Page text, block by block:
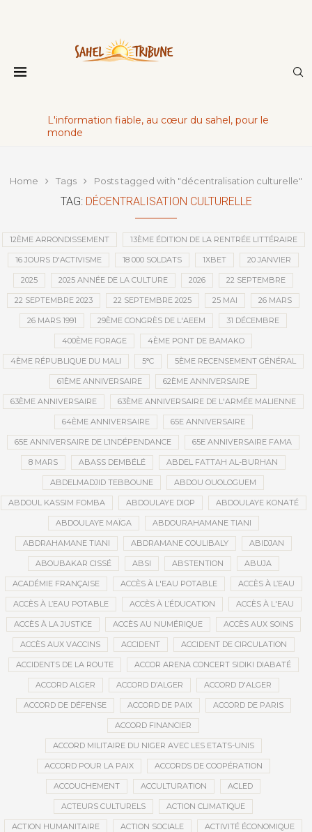
L'information fiable, au cœur du sahel, pour le
monde
Home Tags Posts tagged with "décentralisation culturelle"
TAG: DÉCENTRALISATION CULTURELLE
12ÈME ARRONDISSEMENT 13ÈME ÉDITION DE LA RENTRÉE LITTÉRAIRE
16 JOURS D'ACTIVISME 18 000 SOLDATS 1XBET 20 JANVIER
2025 2025 ANNÉE DE LA CULTURE 2026 22 SEPTEMBRE
22 SEPTEMBRE 2023 22 SEPTEMBRE 2025 25 MAI 26 MARS
26 MARS 1991 29ÈME CONGRÈS DE L'AEEM 31 DÉCEMBRE
400ÈME FORAGE 4ÈME PONT DE BAMAKO
4ÈME RÉPUBLIQUE DU MALI 5°C 5ÈME RECENSEMENT GÉNÉRAL
61ÈME ANNIVERSAIRE 62ÈME ANNIVERSAIRE
63ÈME ANNIVERSAIRE 63ÈME ANNIVERSAIRE DE L'ARMÉE MALIENNE
64ÈME ANNIVERSAIRE 65E ANNIVERSAIRE
65E ANNIVERSAIRE DE L’INDÉPENDANCE 65E ANNIVERSAIRE FAMA
8 MARS ABASS DEMBÉLÉ ABDEL FATTAH AL-BURHAN
ABDELMADJID TEBBOUNE ABDOU OUOLOGUEM
ABDOUL KASSIM FOMBA ABDOULAYE DIOP ABDOULAYE KONATÉ
ABDOULAYE MAÏGA ABDOURAHAMANE TIANI
ABDRAHAMANE TIANI ABDRAMANE COULIBALY ABIDJAN
ABOUBAKAR CISSÉ ABSI ABSTENTION ABUJA
ACADÉMIE FRANÇAISE ACCÈS À L'EAU POTABLE ACCÈS À L’EAU
ACCÈS À L’EAU POTABLE ACCÈS À L’ÉDUCATION ACCÈS À L'EAU
ACCÈS À LA JUSTICE ACCÈS AU NUMÉRIQUE ACCÈS AUX SOINS
ACCÈS AUX VACCINS ACCIDENT ACCIDENT DE CIRCULATION
ACCIDENTS DE LA ROUTE ACCOR ARENA CONCERT SIDIKI DIABATÉ
ACCORD ALGER ACCORD D’ALGER ACCORD D'ALGER
ACCORD DE DÉFENSE ACCORD DE PAIX ACCORD DE PARIS
ACCORD FINANCIER
ACCORD MILITAIRE DU NIGER AVEC LES ETATS-UNIS
ACCORD POUR LA PAIX ACCORDS DE COOPÉRATION
ACCOUCHEMENT ACCULTURATION ACLED
ACTEURS CULTURELS ACTION CLIMATIQUE
ACTION HUMANITAIRE ACTION SOCIALE ACTIVITÉ ÉCONOMIQUE